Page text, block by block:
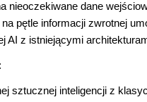
nieoczekiwane dane
pętle informacji zwrotnej
AI z istniejącymi
sztucznej inteligencji z